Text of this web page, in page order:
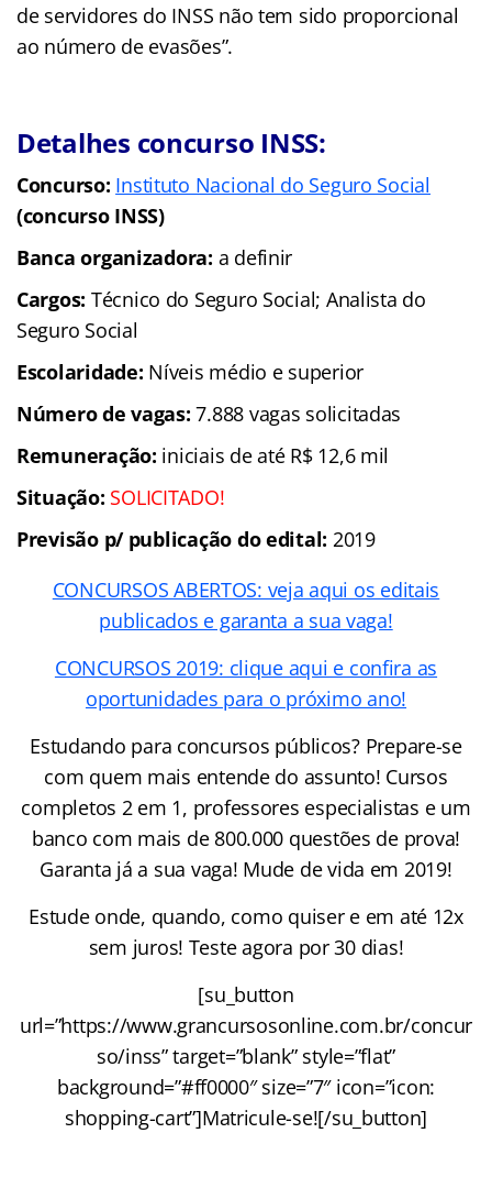
de servidores do INSS não tem sido proporcional
ao número de evasões”.
Detalhes concurso INSS:
Concurso: Instituto Nacional do Seguro Social
(concurso INSS)
Banca organizadora: a definir
Cargos: Técnico do Seguro Social; Analista do
Seguro Social
Escolaridade: Níveis médio e superior
Número de vagas:7.888 vagas solicitadas
Remuneração: iniciais de até R$ 12,6 mil
Situação: SOLICITADO!
Previsão p/ publicação do edital: 2019
CONCURSOS ABERTOS: veja aqui os editais
publicados e garanta a sua vaga!
CONCURSOS 2019: clique aqui e confira as
oportunidades para o próximo ano!
Estudando para concursos públicos? Prepare-se
com quem mais entende do assunto! Cursos
completos 2 em 1, professores especialistas e um
banco com mais de 800.000 questões de prova!
Garanta já a sua vaga! Mude de vida em 2019!
Estude onde, quando, como quiser e em até 12x
sem juros! Teste agora por 30 dias!
[su_button
url=”https://www.grancursosonline.com.br/concur
so/inss” target=”blank” style=”flat”
background=”#ff0000″ size=”7″ icon=”icon:
shopping-cart”]Matricule-se![/su_button]